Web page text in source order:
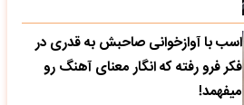
اسب با آوازخوانی صاحبش به قدری در
فکر فرو رفته که انگار معنای آهنگ رو
میفهمد!